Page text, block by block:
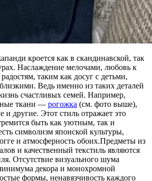
кроется как в скандинавской, так
Наслаждение мелочами, любовь к
таким как досуг с детьми,
Ведь именно из таких деталей
счастливых семей. Например,
ткани — рогожка (см. фото выше),
и другие. Этот стиль отражает это
быть как уютным, так и
символизм японской культуры,
и атмосферность обоих.Предметы из
и качественный текстиль являются
Отсутствие визуального шума
минимума декора и монохромной
формы, ненавязчивость каждого